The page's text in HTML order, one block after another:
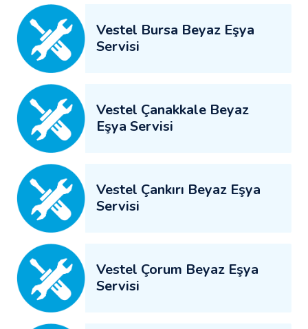
Vestel Bursa Beyaz Eşya
Servisi
Vestel Çanakkale Beyaz
Eşya Servisi
Vestel Çankırı Beyaz Eşya
Servisi
Vestel Çorum Beyaz Eşya
Servisi